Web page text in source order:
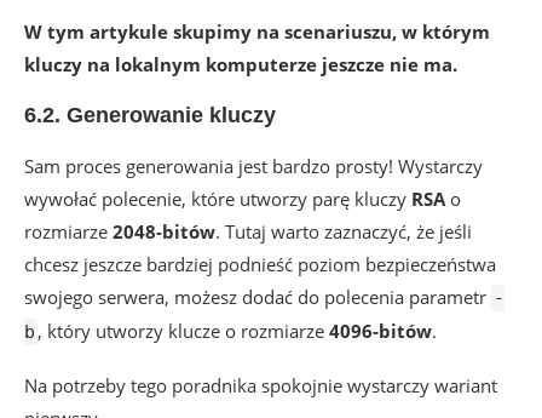
W tym artykule skupimy na scenariuszu, w którym
kluczy na lokalnym komputerze jeszcze nie ma.
6.2. Generowanie kluczy
Sam proces generowania jest bardzo prosty! Wystarczy
wywołać polecenie, które utworzy parę kluczy RSAo
rozmiarze 2048-bitów. Tutaj warto zaznaczyć, że jeśli
chcesz jeszcze bardziej podnieść poziom bezpieczeństwa
swojego serwera, możesz dodać do polecenia parametr -
b , który utworzy klucze o rozmiarze 4096-bitów.
Na potrzeby tego poradnika spokojnie wystarczy wariant